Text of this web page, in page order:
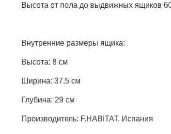
Высота от пола до выдвижных ящиков
Внутренние размеры ящика:
Высота: 8 см
Ширина: 37,5 см
Глубина: 29 см
Производитель: F.HABITAT, Испания